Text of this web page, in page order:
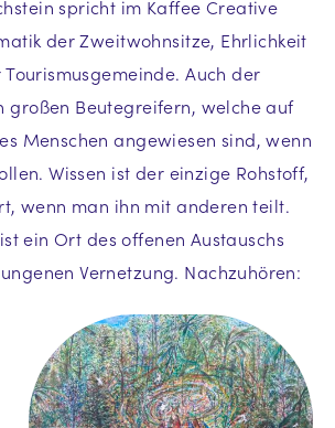
spricht im Kaffee Creative
der Zweitwohnsitze, Ehrlichkeit
Auch der
großen Beutegreifern, welche auf
Menschen angewiesen sind, wenn
Wissen ist der einzige Rohstoff,
wenn man ihn mit anderen teilt.
ein Ort des offenen Austauschs
Vernetzung. Nachzuhören: